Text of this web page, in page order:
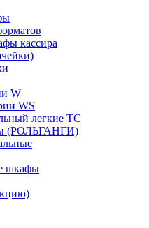
кассира
W
WS
легкие ТС
(РОЛЬГАНГИ)
шкафы